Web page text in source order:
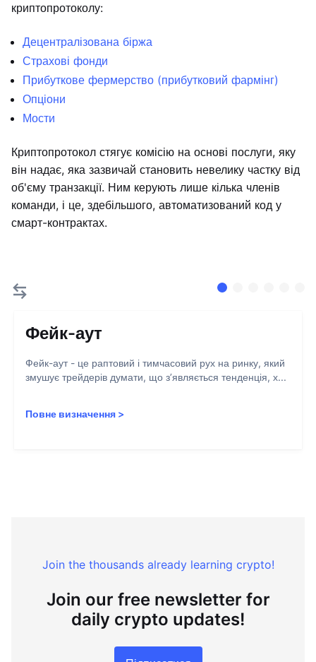
криптопротоколу:
Децентралізована біржа
Страхові фонди
Прибуткове фермерство (прибутковий фармінг)
Опціони
Мости
Криптопротокол стягує комісію на основі послуги, яку
він надає, яка зазвичай становить невелику частку від
об'єму транзакції. Ним керують лише кілька членів
команди, і це, здебільшого, автоматизований код у
смарт-контрактах.
Фейк-аут
Фейк-аут - це раптовий і тимчасовий рух на ринку, який
змушує трейдерів думати, що з’являється тенденція, х...
Повне визначення >
Join the thousands already learning crypto!
Join our free newsletter for
daily crypto updates!